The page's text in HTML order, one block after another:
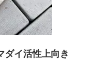
ダイ活性上向き